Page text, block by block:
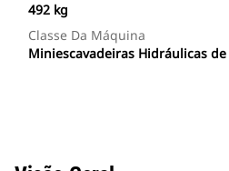
492 kg
Classe Da Máquina
Miniescavadeiras Hidráulicas de